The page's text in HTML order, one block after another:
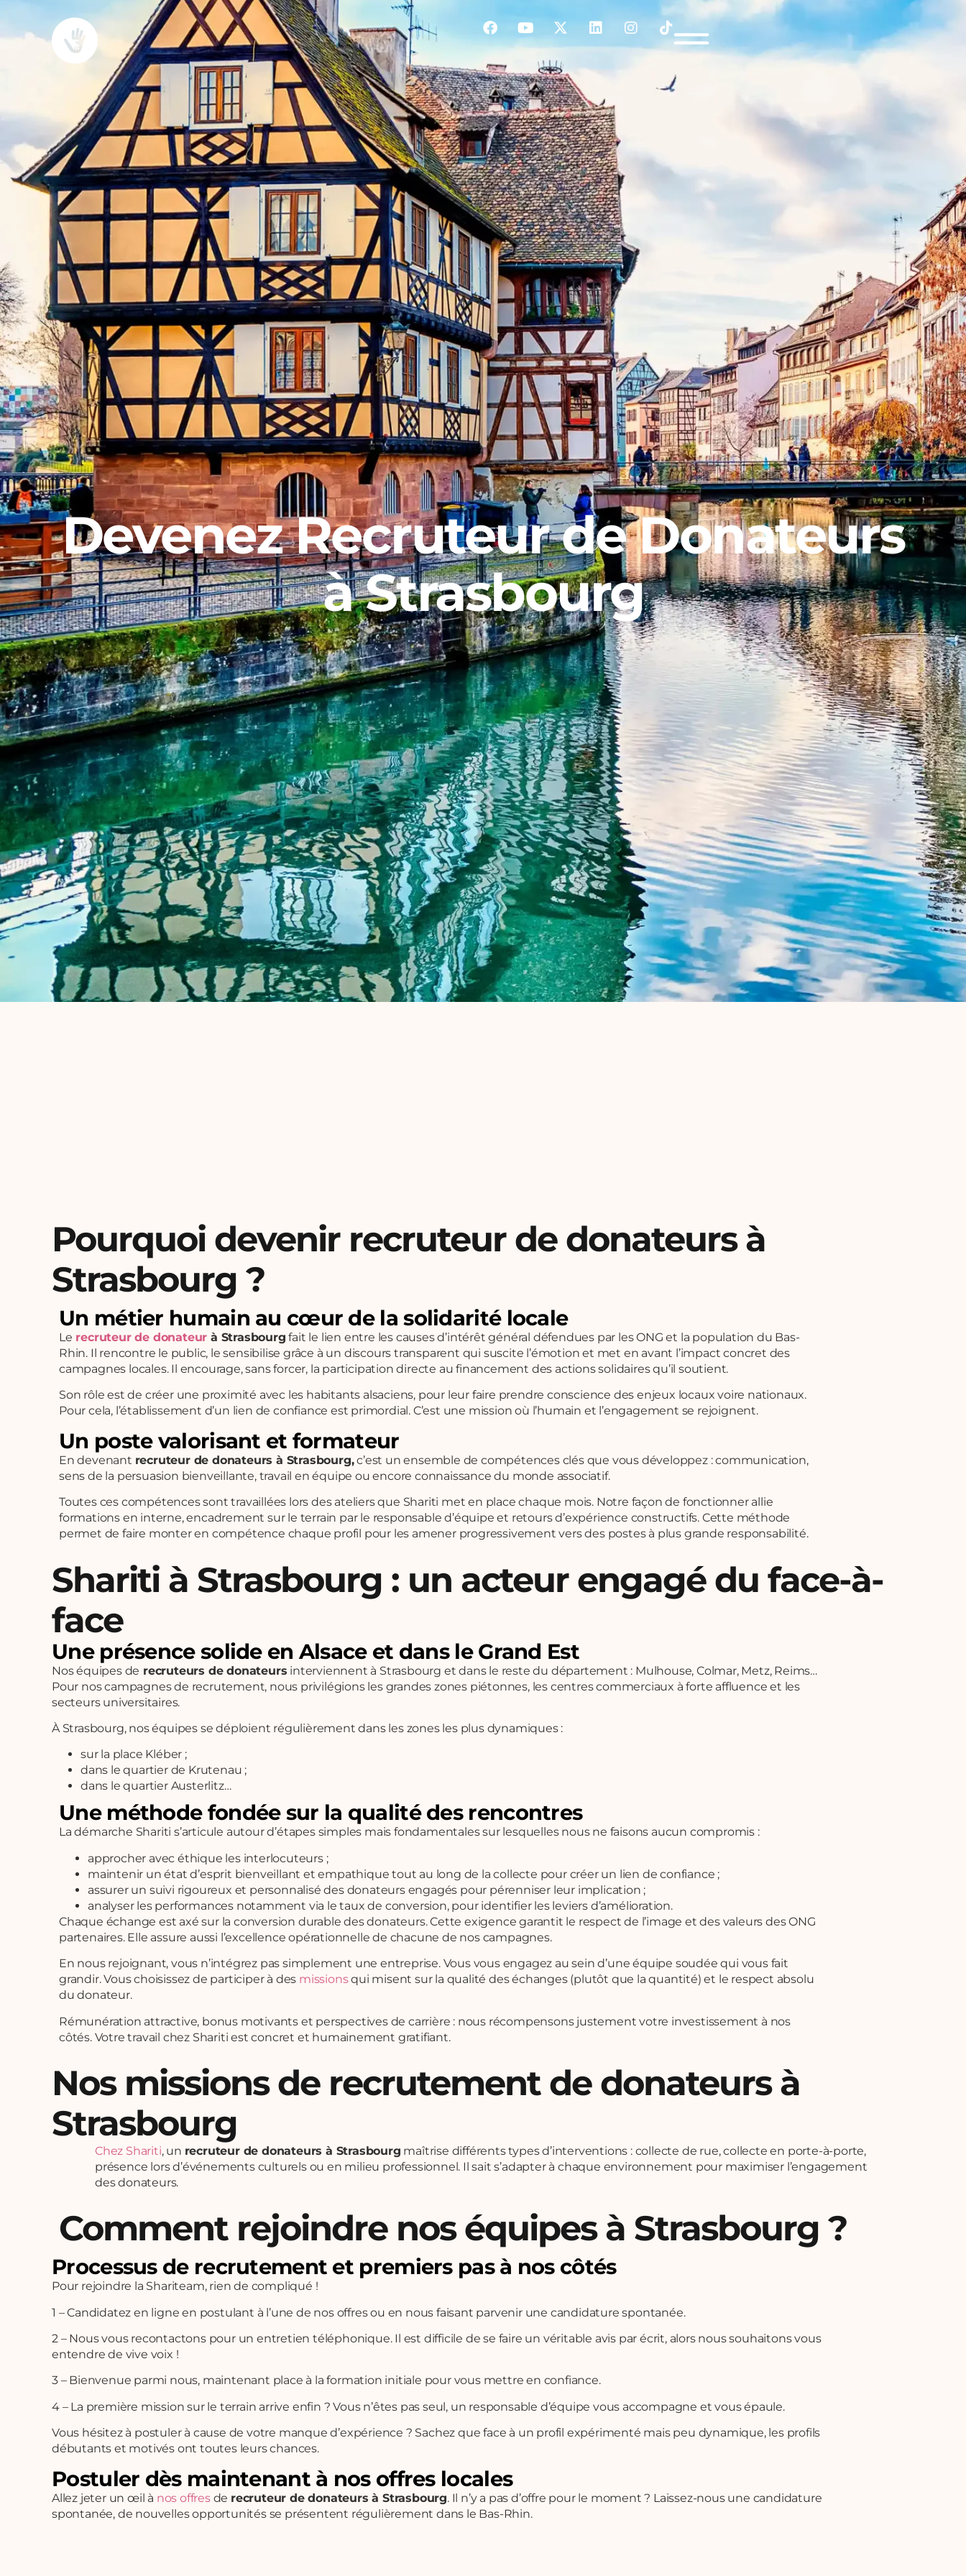
Devenez Recruteur de Donateurs
à Strasbourg
Pourquoi devenir recruteur de donateurs à
Strasbourg ?
Un métier humain au cœur de la solidarité locale
Le recruteur de donateur à Strasbourg fait le lien entre les causes d’intérêt général défendues par les ONG et la population du Bas-
Rhin. Il rencontre le public, le sensibilise grâce à un discours transparent qui suscite l’émotion et met en avant l’impact concret des
campagnes locales. Il encourage, sans forcer, la participation directe au financement des actions solidaires qu’il soutient.
Son rôle est de créer une proximité avec les habitants alsaciens, pour leur faire prendre conscience des enjeux locaux voire nationaux.
Pour cela, l’établissement d’un lien de confiance est primordial. C’est une mission où l’humain et l’engagement se rejoignent.
Un poste valorisant et formateur
En devenant recruteur de donateurs à Strasbourg,c’est un ensemble de compétences clés que vous développez : communication,
sens de la persuasion bienveillante, travail en équipe ou encore connaissance du monde associatif.
Toutes ces compétences sont travaillées lors des ateliers que Shariti met en place chaque mois. Notre façon de fonctionner allie
formations en interne, encadrement sur le terrain par le responsable d’équipe et retours d’expérience constructifs. Cette méthode
permet de faire monter en compétence chaque profil pour les amener progressivement vers des postes à plus grande responsabilité.
Shariti à Strasbourg : un acteur engagé du face-à-
face
Une présence solide en Alsace et dans le Grand Est
Nos équipes de recruteurs de donateurs interviennent à Strasbourg et dans le reste du département : Mulhouse, Colmar, Metz, Reims…
Pour nos campagnes de recrutement, nous privilégions les grandes zones piétonnes, les centres commerciaux à forte affluence et les
secteurs universitaires.
À Strasbourg, nos équipes se déploient régulièrement dans les zones les plus dynamiques :
sur la place Kléber ;
dans le quartier de Krutenau ;
dans le quartier Austerlitz…
Une méthode fondée sur la qualité des rencontres
La démarche Shariti s’articule autour d’étapes simples mais fondamentales sur lesquelles nous ne faisons aucun compromis :
approcher avec éthique les interlocuteurs ;
maintenir un état d’esprit bienveillant et empathique tout au long de la collecte pour créer un lien de confiance ;
assurer un suivi rigoureux et personnalisé des donateurs engagés pour pérenniser leur implication ;
analyser les performances notamment via le taux de conversion, pour identifier les leviers d’amélioration.
Chaque échange est axé sur la conversion durable des donateurs. Cette exigence garantit le respect de l’image et des valeurs des ONG
partenaires. Elle assure aussi l’excellence opérationnelle de chacune de nos campagnes.
En nous rejoignant, vous n’intégrez pas simplement une entreprise. Vous vous engagez au sein d’une équipe soudée qui vous fait
grandir. Vous choisissez de participer à des missionsqui misent sur la qualité des échanges (plutôt que la quantité) et le respect absolu
du donateur.
Rémunération attractive, bonus motivants et perspectives de carrière : nous récompensons justement votre investissement à nos
côtés. Votre travail chez Shariti est concret et humainement gratifiant.
Nos missions de recrutement de donateurs à
Strasbourg
Chez Shariti, un recruteur de donateurs à Strasbourg maîtrise différents types d’interventions : collecte de rue, collecte en porte-à-porte,
présence lors d’événements culturels ou en milieu professionnel. Il sait s’adapter à chaque environnement pour maximiser l’engagement
des donateurs.
Comment rejoindre nos équipes à Strasbourg ?
Processus de recrutement et premiers pas à nos côtés
Pour rejoindre la Shariteam, rien de compliqué !
1 – Candidatez en ligne en postulant à l’une de nos offres ou en nous faisant parvenir une candidature spontanée.
2 – Nous vous recontactons pour un entretien téléphonique. Il est difficile de se faire un véritable avis par écrit, alors nous souhaitons vous
entendre de vive voix !
3 – Bienvenue parmi nous, maintenant place à la formation initiale pour vous mettre en confiance.
4 – La première mission sur le terrain arrive enfin ? Vous n’êtes pas seul, un responsable d’équipe vous accompagne et vous épaule.
Vous hésitez à postuler à cause de votre manque d’expérience ? Sachez que face à un profil expérimenté mais peu dynamique, les profils
débutants et motivés ont toutes leurs chances.
Postuler dès maintenant à nos offres locales
Allez jeter un œil à nos offresde recruteur de donateurs à Strasbourg. Il n’y a pas d’offre pour le moment ? Laissez-nous une candidature
spontanée, de nouvelles opportunités se présentent régulièrement dans le Bas-Rhin.